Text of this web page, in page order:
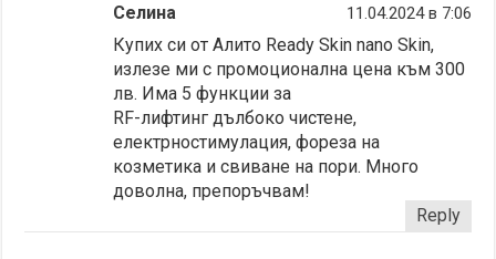
Селина 11.04.2024 в 7:06
Купих си от Алито Ready Skin nano Skin,
излезе ми с промоционална цена към 300
лв. Има 5 функции за
RF-лифтинг дълбоко чистене,
електрностимулация, фореза на
козметика и свиване на пори. Много
доволна, препоръчвам!
Reply